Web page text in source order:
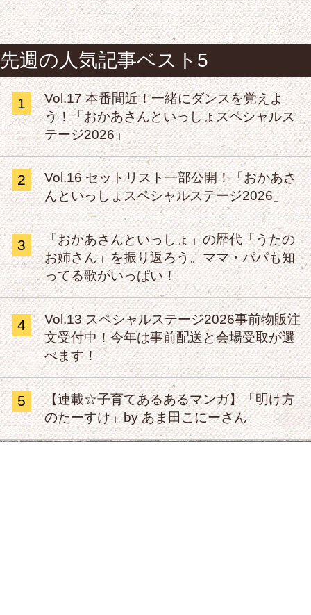
先週の人気記事ベスト5
1
Vol.17 本番間近！一緒にダンスを覚えよ
う！「おかあさんといっしょスペシャルス
テージ2026」
2
Vol.16 セットリスト一部公開！「おかあさ
んといっしょスペシャルステージ2026」
3
「おかあさんといっしょ」の歴代「うたの
お姉さん」を振り返ろう。ママ・パパも知
ってる歌がいっぱい！
4
Vol.13 スペシャルステージ2026事前物販注
文受付中！今年は事前配送と会場受取が選
べます！
5
【連載☆子育てあるあるマンガ】「明け方
のたーすけ」by あま田こにーさん